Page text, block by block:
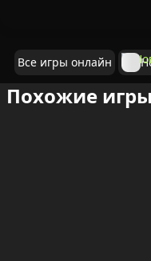
Все игры онлайн
Похожие игры